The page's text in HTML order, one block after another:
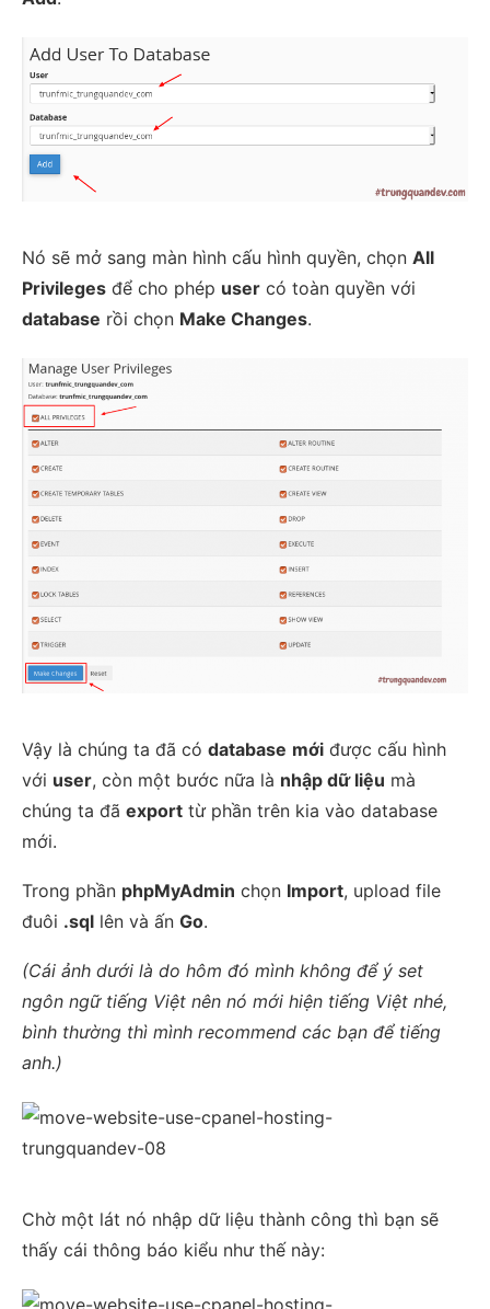
Nó sẽ mở sang màn hình cấu hình quyền, chọn All
Privileges để cho phép user có toàn quyền với
database rồi chọn Make Changes.
Vậy là chúng ta đã có database mới được cấu hình
với user, còn một bước nữa là nhập dữ liệu mà
chúng ta đã export từ phần trên kia vào database
mới.
Trong phần phpMyAdmin chọn Import, upload file
đuôi .sql lên và ấn Go.
(Cái ảnh dưới là do hôm đó mình không để ý set
ngôn ngữ tiếng Việt nên nó mới hiện tiếng Việt nhé,
bình thường thì mình recommend các bạn để tiếng
anh.)
Chờ một lát nó nhập dữ liệu thành công thì bạn sẽ
thấy cái thông báo kiểu như thế này: